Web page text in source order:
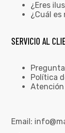
¿Eres
¿Cuál
SERVICIO AL
Política
Email: